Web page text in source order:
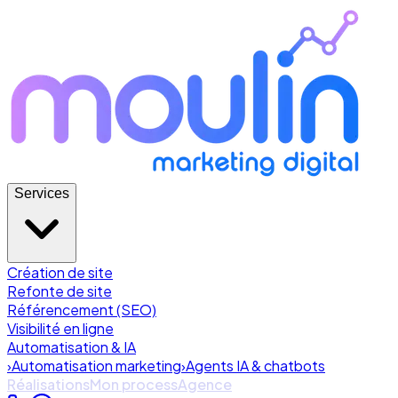
Services
Création de site
Refonte de site
Référencement (SEO)
Visibilité en ligne
Automatisation & IA
›Automatisation marketing›Agents IA & chatbots
RéalisationsMon processAgence